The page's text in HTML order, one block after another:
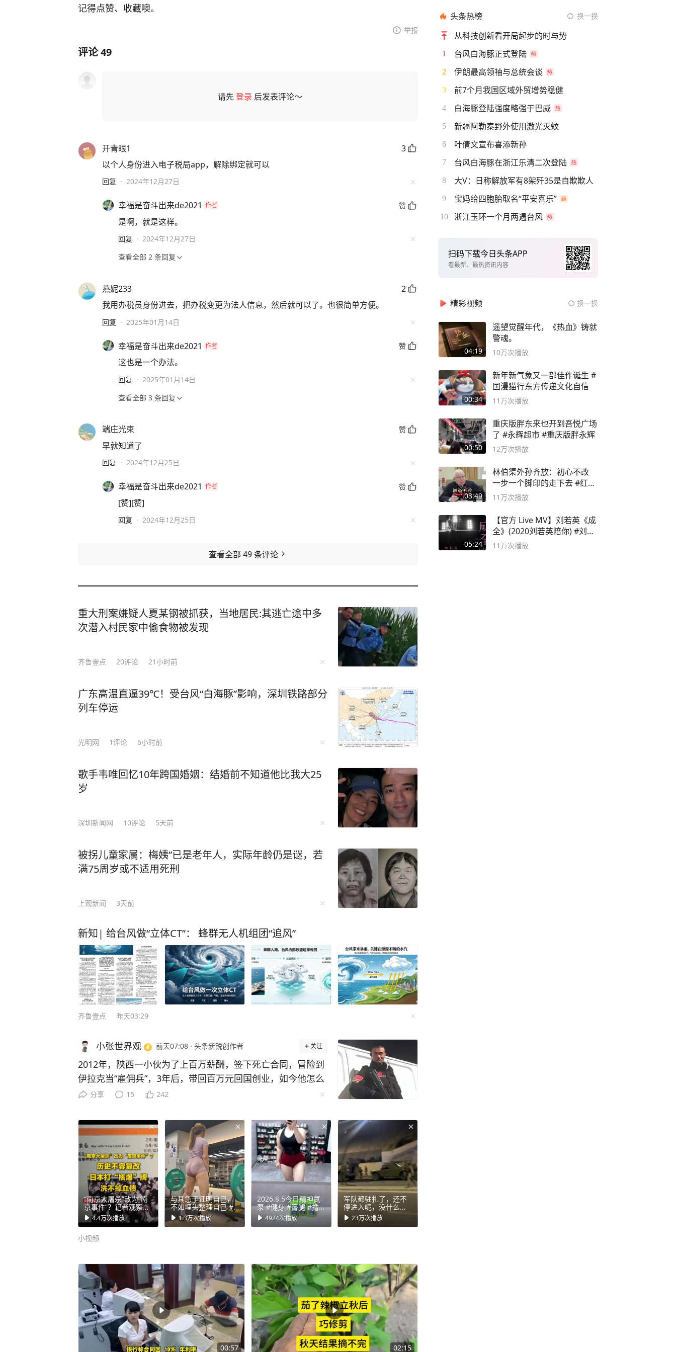
记得点赞、收藏噢。
举报
评论49
请先登录 后发表评论～
开青眼1
3
以个人身份进入电子税局app，解除绑定就可以
回复 · 2024年12月27日
幸福是奋斗出来de2021 作者 赞
是啊，就是这样。
回复 · 2024年12月27日
查看全部 2 条回复
燕妮233
2
我用办税员身份进去，把办税变更为法人信息，然后就可以了。也很简单方便。
回复 · 2025年01月14日
幸福是奋斗出来de2021 作者 赞
这也是一个办法。
回复 · 2025年01月14日
查看全部 3 条回复
端庄光束 赞
早就知道了
回复 · 2024年12月25日
幸福是奋斗出来de2021 作者 赞
[赞][赞]
回复 · 2024年12月25日
查看全部 49条评论
重大刑案嫌疑人夏某钢被抓获，当地居民:其逃亡途中多
次潜入村民家中偷食物被发现
齐鲁壹点 20评论 21小时前
广东高温直逼39℃！受台风“白海豚”影响，深圳铁路部分
列车停运
光明网 1评论 6小时前
歌手韦唯回忆10年跨国婚姻：结婚前不知道他比我大25
岁
深圳新闻网 10评论 5天前
被拐儿童家属：梅姨”已是老年人，实际年龄仍是谜，若
满75周岁或不适用死刑
上观新闻 3天前
新知| 给台风做“立体CT”： 蜂群无人机组团“追风”
齐鲁壹点 昨天03:29
小张世界观 前天07:08 · 头条新锐创作者 关注
2012年，陕西一小伙为了上百万薪酬，签下死亡合同，冒险到
伊拉克当“雇佣兵”，3年后，带回百万元回国创业，如今他怎么
样了？ 1987年，白晓保出生在陕西乾县的一户农村家庭，年少
入狱，家里为赔偿欠下了一大笔外债，看着父母四处求人、低
头借钱的模样，他才幡然醒悟，下定决心要撑起这个家。 2006
年，19岁的他只身北漂，兜里只有几十块钱，而没学历、没技
术的他，只能做保安、干体力活，每个月几千块的收入，想还
清家里的巨额债务、改善家人生活，简直难如登天。 2012年，
一次偶然的机会，他看到中方企业在伊拉克的安保招聘信息，
薪资待遇十分诱人——“年薪可达百万，如果因公出事，还有40
0万的赔付”。 对于当时走投无路的他来说，这个数字，就像是
一道光。 他没有丝毫犹豫，立刻报名并且顺利通过了考核，签
往巴格达的飞机。 在这里，也要帮大家纠正一个误区，他并不
是网传的“雇佣兵”，根据白晓保本人委托律师发布的声明，他
属于正规外派的武装安保，日常工作，就是看守营地、护送中
方工作人员和物资，不会主动参与战争作战。 不过，工作的危
险程度一点都不假。 当时，伊拉克局势动荡，路边炸弹、夜间
偷袭都是家常便饭，他亲眼见过战友中弹倒在身边，自己也多
次与死神擦肩，三年的战火生活，让他落下了心脏旧伤，甚至
分享 15 242
“南京大屠杀”改为“南
京事件”？记者观察：
历史不容篡改，日本
打“核爆”牌洗不掉血债
4.4万次播放
与其急于证明自己，
不如埋头整理自己 #
日常锻炼分享 #创作
者中心 #创作灵感 #
1.3万次播放
2026.8.5今日精神氮
泵 #健身 #臀腿 #撸
铁女孩的大粗腿 #保
持粗腿 #氮泵女孩 @
4924次播放
军队都驻扎了，还不
停进入呢，没什么效
果 #西班牙#非法移民
#海外
23万次播放
小视频
00:57 02:15
头条热榜 换一换
从科技创新看开局起步的时与势
1 台风白海豚正式登陆
2 伊朗最高领袖与总统会谈
3 前7个月我国区域外贸增势稳健
4 白海豚登陆强度略强于巴威
5 新疆阿勒泰野外使用激光灭蚊
6 叶倩文宣布喜添新孙
7 台风白海豚在浙江乐清二次登陆
8 大V：日称解放军有8架歼35是自欺欺人
9 宝妈给四胞胎取名“平安喜乐”
10 浙江玉环一个月两遇台风
扫码下载今日头条APP
看最新、最热资讯内容
精彩视频 换一换
04:19
遥望觉醒年代，《热血》铸就
警魂。
10万次播放
00:34
新年新气象又一部佳作诞生 #
国漫猫行东方传递文化自信
11万次播放
00:50
重庆版胖东来也开到吾悦广场
了 #永辉超市 #重庆版胖永辉
12万次播放
03:49
林伯渠外孙齐放：初心不改
一步一个脚印的走下去 #红船
论坛
11万次播放
05:24
【官方 Live MV】刘若英《成
全》(2020刘若英陪你) #刘若
英 #成全
11万次播放